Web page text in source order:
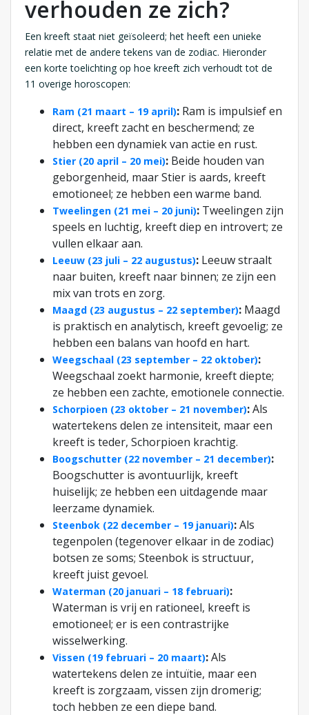
verhouden ze zich?
Een kreeft staat niet geïsoleerd; het heeft een unieke
relatie met de andere tekens van de zodiac. Hieronder
een korte toelichting op hoe kreeft zich verhoudt tot de
11 overige horoscopen:
Ram (21 maart – 19 april): Ram is impulsief en
direct, kreeft zacht en beschermend; ze
hebben een dynamiek van actie en rust.
Stier (20 april – 20 mei): Beide houden van
geborgenheid, maar Stier is aards, kreeft
emotioneel; ze hebben een warme band.
Tweelingen (21 mei – 20 juni): Tweelingen zijn
speels en luchtig, kreeft diep en introvert; ze
vullen elkaar aan.
Leeuw (23 juli – 22 augustus): Leeuw straalt
naar buiten, kreeft naar binnen; ze zijn een
mix van trots en zorg.
Maagd (23 augustus – 22 september): Maagd
is praktisch en analytisch, kreeft gevoelig; ze
hebben een balans van hoofd en hart.
Weegschaal (23 september – 22 oktober):
Weegschaal zoekt harmonie, kreeft diepte;
ze hebben een zachte, emotionele connectie.
Schorpioen (23 oktober – 21 november):Als
watertekens delen ze intensiteit, maar een
kreeft is teder, Schorpioen krachtig.
Boogschutter (22 november – 21 december):
Boogschutter is avontuurlijk, kreeft
huiselijk; ze hebben een uitdagende maar
leerzame dynamiek.
Steenbok (22 december – 19 januari):Als
tegenpolen (tegenover elkaar in de zodiac)
botsen ze soms; Steenbok is structuur,
kreeft juist gevoel.
Waterman (20 januari – 18 februari):
Waterman is vrij en rationeel, kreeft is
emotioneel; er is een contrastrijke
wisselwerking.
Vissen (19 februari – 20 maart):Als
watertekens delen ze intuïtie, maar een
kreeft is zorgzaam, vissen zijn dromerig;
toch hebben ze een diepe band.